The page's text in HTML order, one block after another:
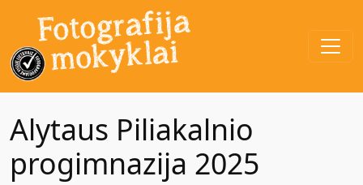
Alytaus Piliakalnio
progimnazija 2025